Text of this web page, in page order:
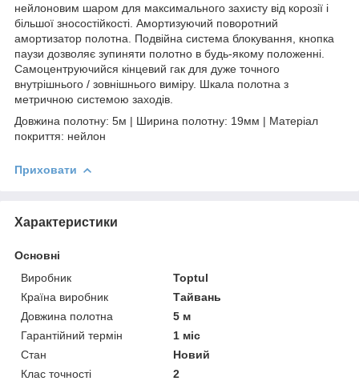
нейлоновим шаром для максимального захисту від корозії і
більшої зносостійкості. Амортизуючий поворотний
амортизатор полотна. Подвійна система блокування, кнопка
паузи дозволяє зупиняти полотно в будь-якому положенні.
Самоцентруючийся кінцевий гак для дуже точного
внутрішнього / зовнішнього виміру. Шкала полотна з
метричною системою заходів.
Довжина полотну: 5м | Ширина полотну: 19мм | Матеріал
покриття: нейлон
Приховати
Характеристики
Основні
Виробник
Toptul
Країна виробник
Тайвань
Довжина полотна
5 м
Гарантійний термін
1 міс
Стан
Новий
Клас точності
2